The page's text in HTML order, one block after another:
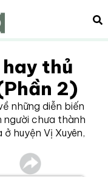
thủ
2)
những diễn biến
người chưa thành
ở huyện Vị Xuyên,